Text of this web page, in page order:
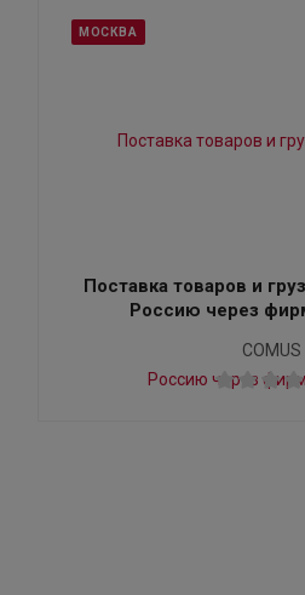
МОСКВА
Поставка товаров и
Россию через
COMUS